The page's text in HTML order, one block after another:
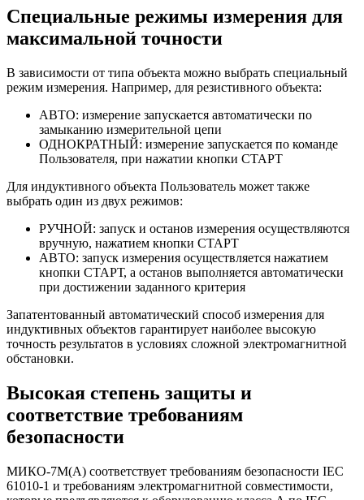
Специальные режимы измерения для
максимальной точности
В зависимости от типа объекта можно выбрать специальный
режим измерения. Например, для резистивного объекта:
АВТО: измерение запускается автоматически по
замыканию измерительной цепи
ОДНОКРАТНЫЙ: измерение запускается по команде
Пользователя, при нажатии кнопки СТАРТ
Для индуктивного объекта Пользователь может также
выбрать один из двух режимов:
РУЧНОЙ: запуск и останов измерения осуществляются
вручную, нажатием кнопки СТАРТ
АВТО: запуск измерения осуществляется нажатием
кнопки СТАРТ, а останов выполняется автоматически
при достижении заданного критерия
Запатентованный автоматический способ измерения для
индуктивных объектов гарантирует наиболее высокую
точность результатов в условиях сложной электромагнитной
обстановки.
Высокая степень защиты и
соответствие требованиям
безопасности
МИКО-7М(А) соответствует требованиям безопасности IEC
61010-1 и требованиям электромагнитной совместимости,